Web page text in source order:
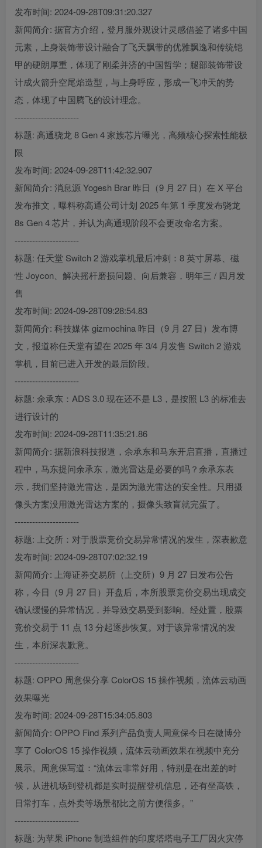
发布时间: 2024-09-28T09:31:20.327
新闻简介: 据官方介绍，登月服外观设计灵感借鉴了诸多中国
元素，上身装饰带设计融合了飞天飘带的优雅飘逸和传统铠
甲的硬朗厚重，体现了刚柔并济的中国哲学；腿部装饰带设
计成火箭升空尾焰造型，与上身呼应，形成一飞冲天的势
态，体现了中国腾飞的设计理念。
----------------------
标题: 高通骁龙 8 Gen 4 家族芯片曝光，高频核心探索性能极
限
发布时间: 2024-09-28T11:42:32.907
新闻简介: 消息源 Yogesh Brar 昨日（9 月 27 日）在 X 平台
发布推文，曝料称高通公司计划 2025 年第 1 季度发布骁龙
8s Gen 4 芯片，并认为高通现阶段不会更改命名方案。
----------------------
标题: 任天堂 Switch 2 游戏掌机最后冲刺：8 英寸屏幕、磁
性 Joycon、解决摇杆磨损问题、向后兼容，明年三 / 四月发
售
发布时间: 2024-09-28T09:28:54.83
新闻简介: 科技媒体 gizmochina 昨日（9 月 27 日）发布博
文，报道称任天堂有望在 2025 年 3/4 月发售 Switch 2 游戏
掌机，目前已进入开发的最后阶段。
----------------------
标题: 余承东：ADS 3.0 现在还不是 L3，是按照 L3 的标准去
进行设计的
发布时间: 2024-09-28T11:35:21.86
新闻简介: 据新浪科技报道，余承东和马东开启直播，直播过
程中，马东提问余承东，激光雷达是必要的吗？余承东表
示，我们坚持激光雷达，是因为激光雷达的安全性。只用摄
像头方案没用激光雷达方案的，摄像头致盲就完蛋了。
----------------------
标题: 上交所：对于股票竞价交易异常情况的发生，深表歉意
发布时间: 2024-09-28T07:02:32.19
新闻简介: 上海证券交易所（上交所）9 月 27 日发布公告
称，今日（9 月 27 日）开盘后，本所股票竞价交易出现成交
确认缓慢的异常情况，并导致交易受到影响。经处置，股票
竞价交易于 11 点 13 分起逐步恢复。对于该异常情况的发
生，本所深表歉意。
----------------------
标题: OPPO 周意保分享 ColorOS 15 操作视频，流体云动画
效果曝光
发布时间: 2024-09-28T15:34:05.803
新闻简介: OPPO Find 系列产品负责人周意保今日在微博分
享了 ColorOS 15 操作视频，流体云动画效果在视频中充分
展示。周意保写道：“流体云非常好用，特别是在出差的时
候，从进机场到登机都是实时提醒登机信息，还有坐高铁，
日常打车，点外卖等场景都比之前方便很多。”
----------------------
标题: 为苹果 iPhone 制造组件的印度塔塔电子工厂因火灾停